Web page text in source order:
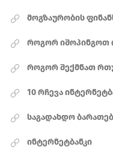
მოგზაურობის
როგორ იშოპინგოთ
როგორ შექმნათ
10 რჩევა
საგადახდო
ინტერნეტბანკი